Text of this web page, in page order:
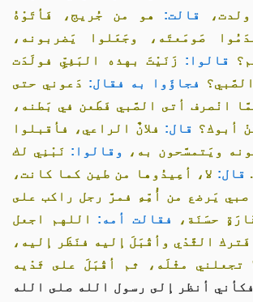
قالت: هو من جُريج، فَأتَوْهُ
صَومَعتَه، وجَعَلوا يَضربونه،
قالوا: زَنَيْتَ بهذه البَغِيِّ فولَدَت
فجاؤَوا به فقال: دَعوني حتى
انْصرف أتى الصَّبي فَطَعن في بَطنه،
أبوك؟ قال: فلانٌ الراعي، فأقبلوا
ويَتمسَّحون به،
وقالوا: نَبْنِي لك
قال: لا، أعِيدُوها من طين كما كانت،
صبي يَرضع من أُمِّهِ فمرَّ رجل راكب على
حسَنَة،
فقالت أمه: اللهم اجعل
الثَّدْي وأقْبَلَ إليه فنَظَر إليه،
تجعلني مثْلَه، ثم أقْبَلَ على ثَدْيه
أنظر إلى رسول الله صلى الله